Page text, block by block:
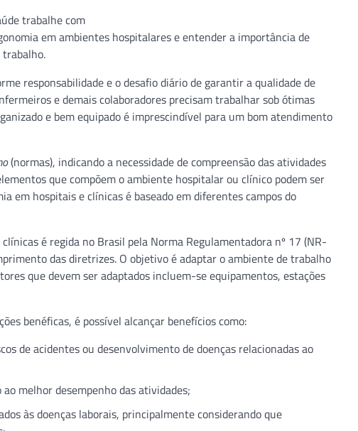
trabalhe com
em ambientes hospitalares e entender a importância de
responsabilidade e o desafio diário de garantir a qualidade de
e demais colaboradores precisam trabalhar sob ótimas
e bem equipado é imprescindível para um bom atendimento
(normas), indicando a necessidade de compreensão das atividades
que compõem o ambiente hospitalar ou clínico podem ser
em hospitais e clínicas é baseado em diferentes campos do
é regida no Brasil pela Norma Regulamentadora nº 17 (NR-
das diretrizes. O objetivo é adaptar o ambiente de trabalho
que devem ser adaptados incluem-se equipamentos, estações
benéficas, é possível alcançar benefícios como:
de acidentes ou desenvolvimento de doenças relacionadas ao
melhor desempenho das atividades;
às doenças laborais, principalmente considerando que